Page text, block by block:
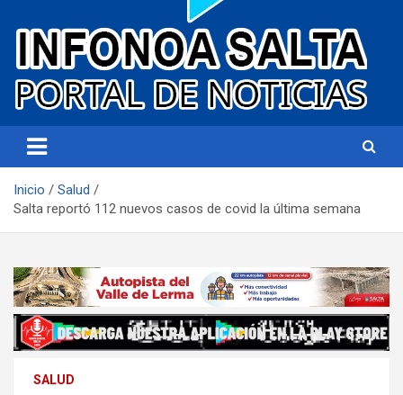
Infonoa Salta
Inicio
Salud
Salta reportó 112 nuevos casos de covid la última semana
SALUD